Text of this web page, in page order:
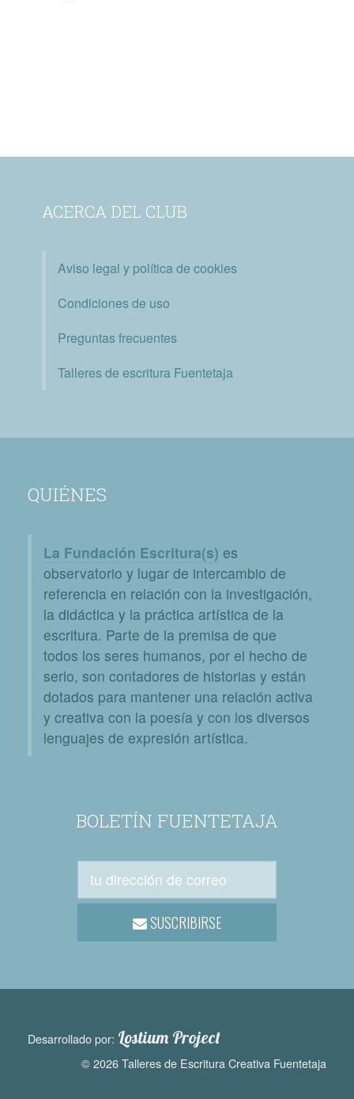
ACERCA DEL CLUB
Aviso legal y política de cookies
Condiciones de uso
Preguntas frecuentes
Talleres de escritura Fuentetaja
QUIÉNES
La Fundación Escritura(s) es
observatorio y lugar de intercambio de
referencia en relación con la investigación,
la didáctica y la práctica artística de la
escritura. Parte de la premisa de que
todos los seres humanos, por el hecho de
serlo, son contadores de historias y están
dotados para mantener una relación activa
y creativa con la poesía y con los diversos
lenguajes de expresión artística.
BOLETÍN FUENTETAJA
SUSCRIBIRSE
Desarrollado por: Lostium Project
© 2026 Talleres de Escritura Creativa Fuentetaja